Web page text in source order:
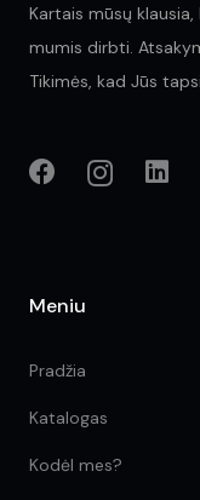
Kartais mūsų
mumis dirbti.
Tikimės, kad Jūs
Meniu
Pradžia
Katalogas
Kodėl mes?